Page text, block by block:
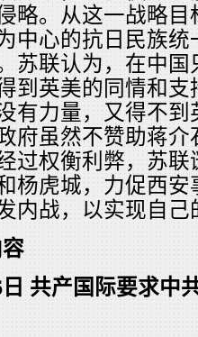
略。从这一战略
中心的抗日民族
苏联认为，在中
到英美的同情和
有力量，又得不
府虽然不赞助蒋
过权衡利弊，苏
杨虎城，力促西
内战，以实现自己
日 共产国际要求中